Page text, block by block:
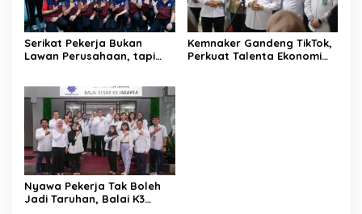
Serikat Pekerja Bukan
Lawan Perusahaan, tapi
Kemnaker Gandeng TikTok,
Perkuat Talenta Ekonomi
Nyawa Pekerja Tak Boleh
Jadi Taruhan, Balai K3